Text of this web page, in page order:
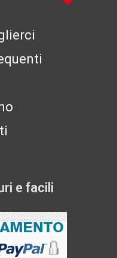
e facili